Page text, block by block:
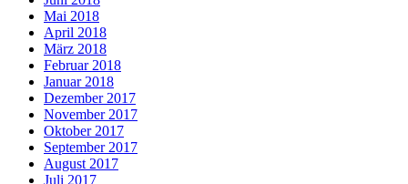
Mai 2018
April 2018
März 2018
Februar 2018
Januar 2018
Dezember 2017
November 2017
Oktober 2017
September 2017
August 2017
Juli 2017